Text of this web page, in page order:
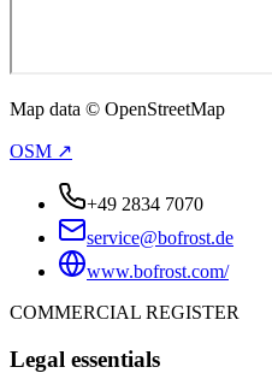
Map data © OpenStreetMap
OSM ↗
+49 2834 7070
service@bofrost.de
www.bofrost.com/
COMMERCIAL REGISTER
Legal essentials